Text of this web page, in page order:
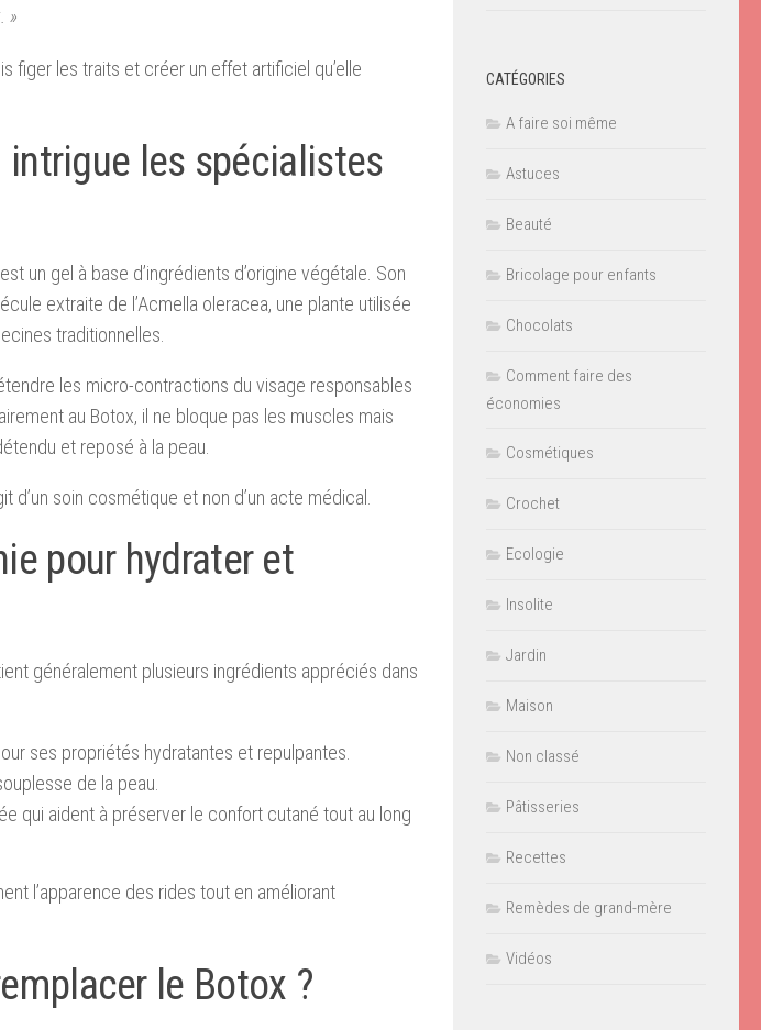
»
figer les traits et créer un effet artificiel qu’elle
intrigue les spécialistes
un gel à base d’ingrédients d’origine végétale. Son
extraite de l’Acmella oleracea, une plante utilisée
traditionnelles.
les micro-contractions du visage responsables
au Botox, il ne bloque pas les muscles mais
et reposé à la peau.
d’un soin cosmétique et non d’un acte médical.
pour hydrater et
généralement plusieurs ingrédients appréciés dans
ses propriétés hydratantes et repulpantes.
de la peau.
qui aident à préserver le confort cutané tout au long
l’apparence des rides tout en améliorant
le Botox ?
CATÉGORIES
A faire soi même
Astuces
Beauté
Bricolage pour enfants
Chocolats
Comment faire des
économies
Cosmétiques
Crochet
Ecologie
Insolite
Jardin
Maison
Non classé
Pâtisseries
Recettes
Remèdes de grand-mère
Vidéos